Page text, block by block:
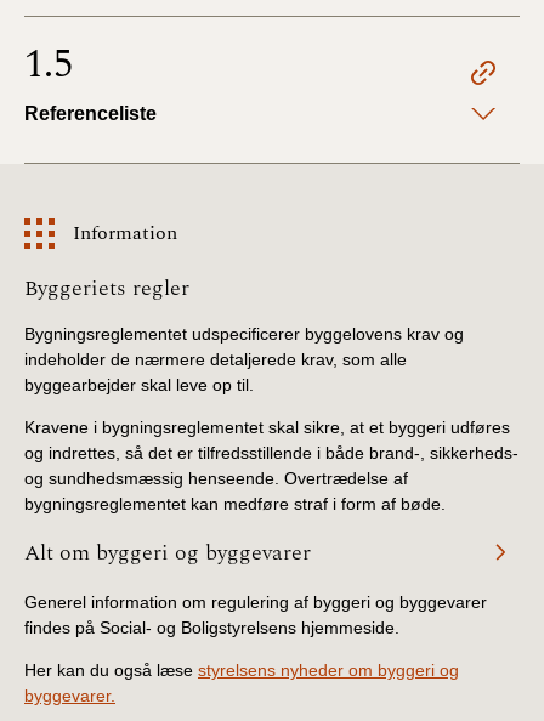
2010)
1.5
Referenceliste
Information
Information
Byggeriets regler
Bygningsreglementet udspecificerer byggelovens krav og
indeholder de nærmere detaljerede krav, som alle
byggearbejder skal leve op til.
Kravene i bygningsreglementet skal sikre, at et byggeri udføres
og indrettes, så det er tilfredsstillende i både brand-, sikkerheds-
og sundhedsmæssig henseende. Overtrædelse af
bygningsreglementet kan medføre straf i form af bøde.
Alt om byggeri og byggevarer
Generel information om regulering af byggeri og byggevarer
findes på Social- og Boligstyrelsens hjemmeside.
Her kan du også læse styrelsens nyheder om byggeri og
byggevarer.